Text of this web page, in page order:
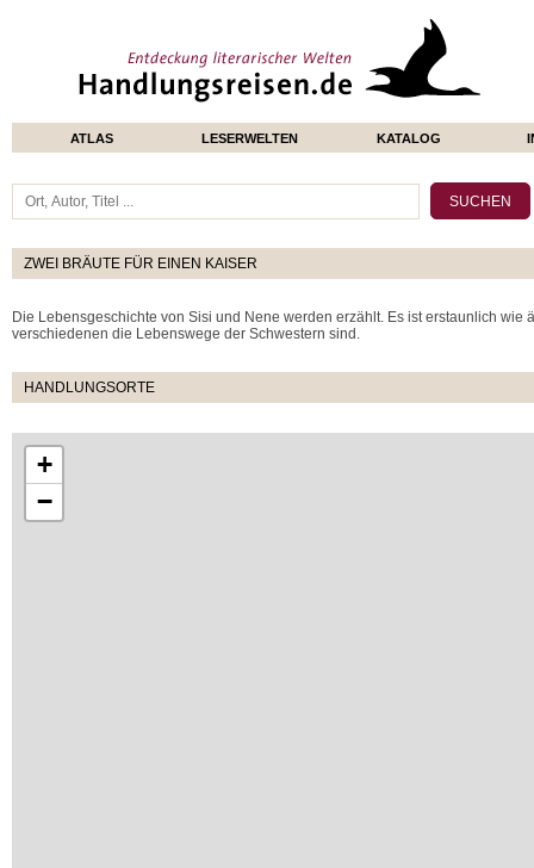
ATLAS LESERWELTEN KATALOG
ZWEI BRÄUTE FÜR EINEN KAISER
Die Lebensgeschichte von Sisi und Nene werden erzählt. Es ist erstaunlich wie
verschiedenen die Lebenswege der Schwestern sind.
HANDLUNGSORTE
+
−